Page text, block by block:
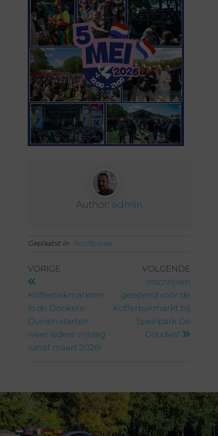
Author: admin
Geplaatst in Notificaties
VORIGE
Kofferbakmarkten
in de Donkere
Duinen starten
weer iedere vrijdag
vanaf maart 2026!
VOLGENDE
Inschrijven
geopend voor de
Kofferbakmarkt bij
Speelpark De
Goudvis!